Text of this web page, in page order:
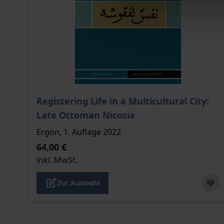
Registering Life in a Multicultural City:
Late Ottoman Nicosia
Der Preis dieses Titels richtet sich nach der
Ergon, 1. Auflage 2022
64,00 €
inkl. MwSt.
Zur Auswahl